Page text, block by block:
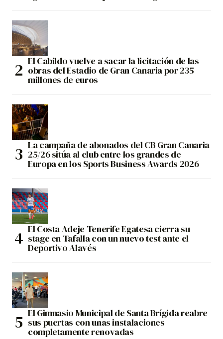
El Cabildo vuelve a sacar la licitación de las
obras del Estadio de Gran Canaria por 235
millones de euros
La campaña de abonados del CB Gran Canaria
25/26 sitúa al club entre los grandes de
Europa en los Sports Business Awards 2026
El Costa Adeje Tenerife Egatesa cierra su
stage en Tafalla con un nuevo test ante el
Deportivo Alavés
El Gimnasio Municipal de Santa Brígida reabre
sus puertas con unas instalaciones
completamente renovadas